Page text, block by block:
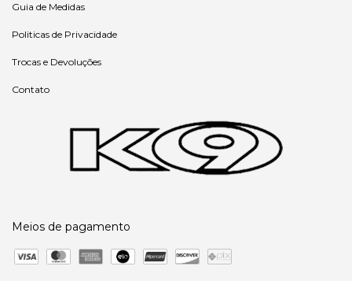
Guia de Medidas
Politicas de Privacidade
Trocas e Devoluções
Contato
Meios de pagamento